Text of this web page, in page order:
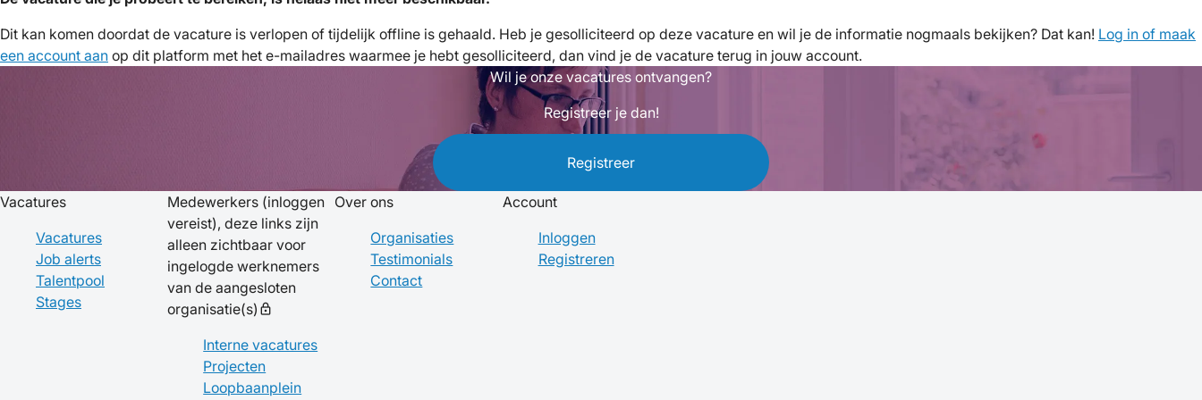
Dit kan komen doordat de vacature is verlopen of tijdelijk offline is gehaald. Heb je gesolliciteerd op deze vacature en wil je de informatie nogmaals bekijken? Dat kan! Log in of maak
een account aan op dit platform met het e-mailadres waarmee je hebt gesolliciteerd, dan vind je de vacature terug in jouw account.
Wil je onze vacatures ontvangen?
Registreer je dan!
Registreer
Vacatures
Vacatures
Job alerts
Talentpool
Stages
Medewerkers (inloggen
vereist), deze links zijn
alleen zichtbaar voor
ingelogde werknemers
van de aangesloten
organisatie(s) lock
Interne vacatures
Projecten
Loopbaanplein
Over ons
Organisaties
Testimonials
Contact
Account
Inloggen
Registreren